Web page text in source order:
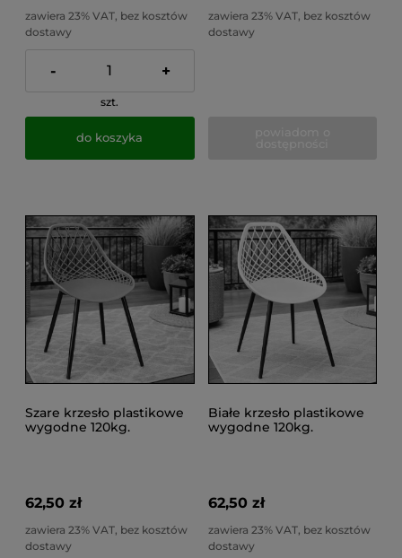
zawiera 23% VAT, bez kosztów
dostawy
- +
szt.
do koszyka
zawiera 23% VAT, bez kosztów
dostawy
Szare krzesło plastikowe
wygodne 120kg.
62,50 zł
zawiera 23% VAT, bez kosztów
dostawy
Białe krzesło plastikowe
wygodne 120kg.
62,50 zł
zawiera 23% VAT, bez kosztów
dostawy